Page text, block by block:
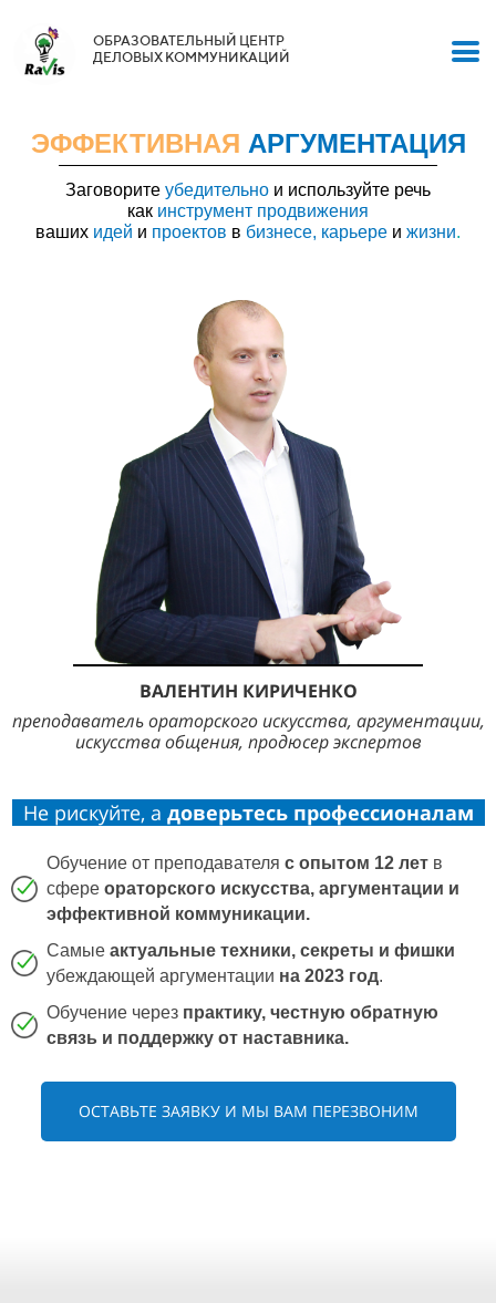
ОБРАЗОВАТЕЛЬНЫЙ ЦЕНТР
ДЕЛОВЫХ КОММУНИКАЦИЙ
ЭФФЕКТИВНАЯ АРГУМЕНТАЦИЯ
Заговорите убедительно и используйте речь
как инструмент продвижения
ваших идей и проектов в бизнесе, карьере и жизни.
ВАЛЕНТИН КИРИЧЕНКО
преподаватель ораторского искусства, аргументации,
искусства общения, продюсер экспертов
Не рискуйте, а доверьтесь профессионалам
Обучение от преподавателя с опытом 12 лет в
сфере ораторского искусства, аргументации и
эффективной коммуникации.
Самые актуальные техники, секреты и фишки
убеждающей аргументации на 2023 год.
Обучение через практику, честную обратную
связь и поддержку от наставника.
ОСТАВЬТЕ ЗАЯВКУ И МЫ ВАМ ПЕРЕЗВОНИМ